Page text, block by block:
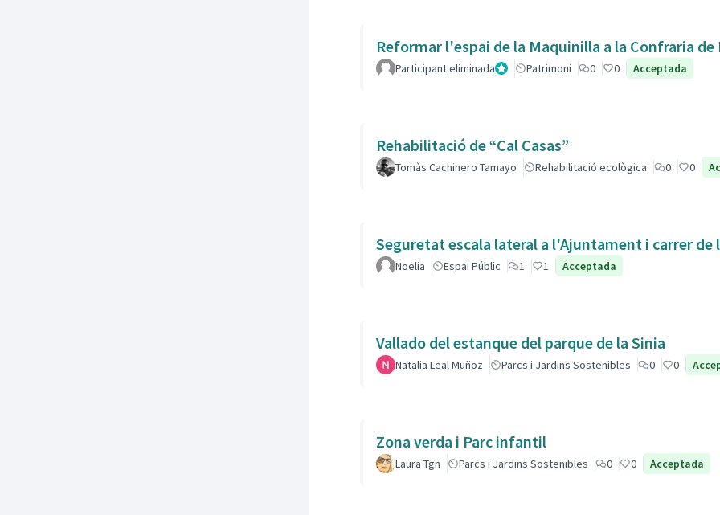
Reformar l'espai de la Maquinilla a la Confraria de
Participant eliminadaAdministrador
Patrimoni 0 0 Acceptada
Rehabilitació de “Cal Casas”
Tomàs Cachinero Tamayo Rehabilitació ecològica 0 0
Seguretat escala lateral a l'Ajuntament i carrer de
Noelia Espai Públic 1 1 Acceptada
Vallado del estanque del parque de la Sinia
Natalia Leal Muñoz Parcs i Jardins Sostenibles 0 0
Zona verda i Parc infantil
Laura Tgn Parcs i Jardins Sostenibles 0 0 Acceptada